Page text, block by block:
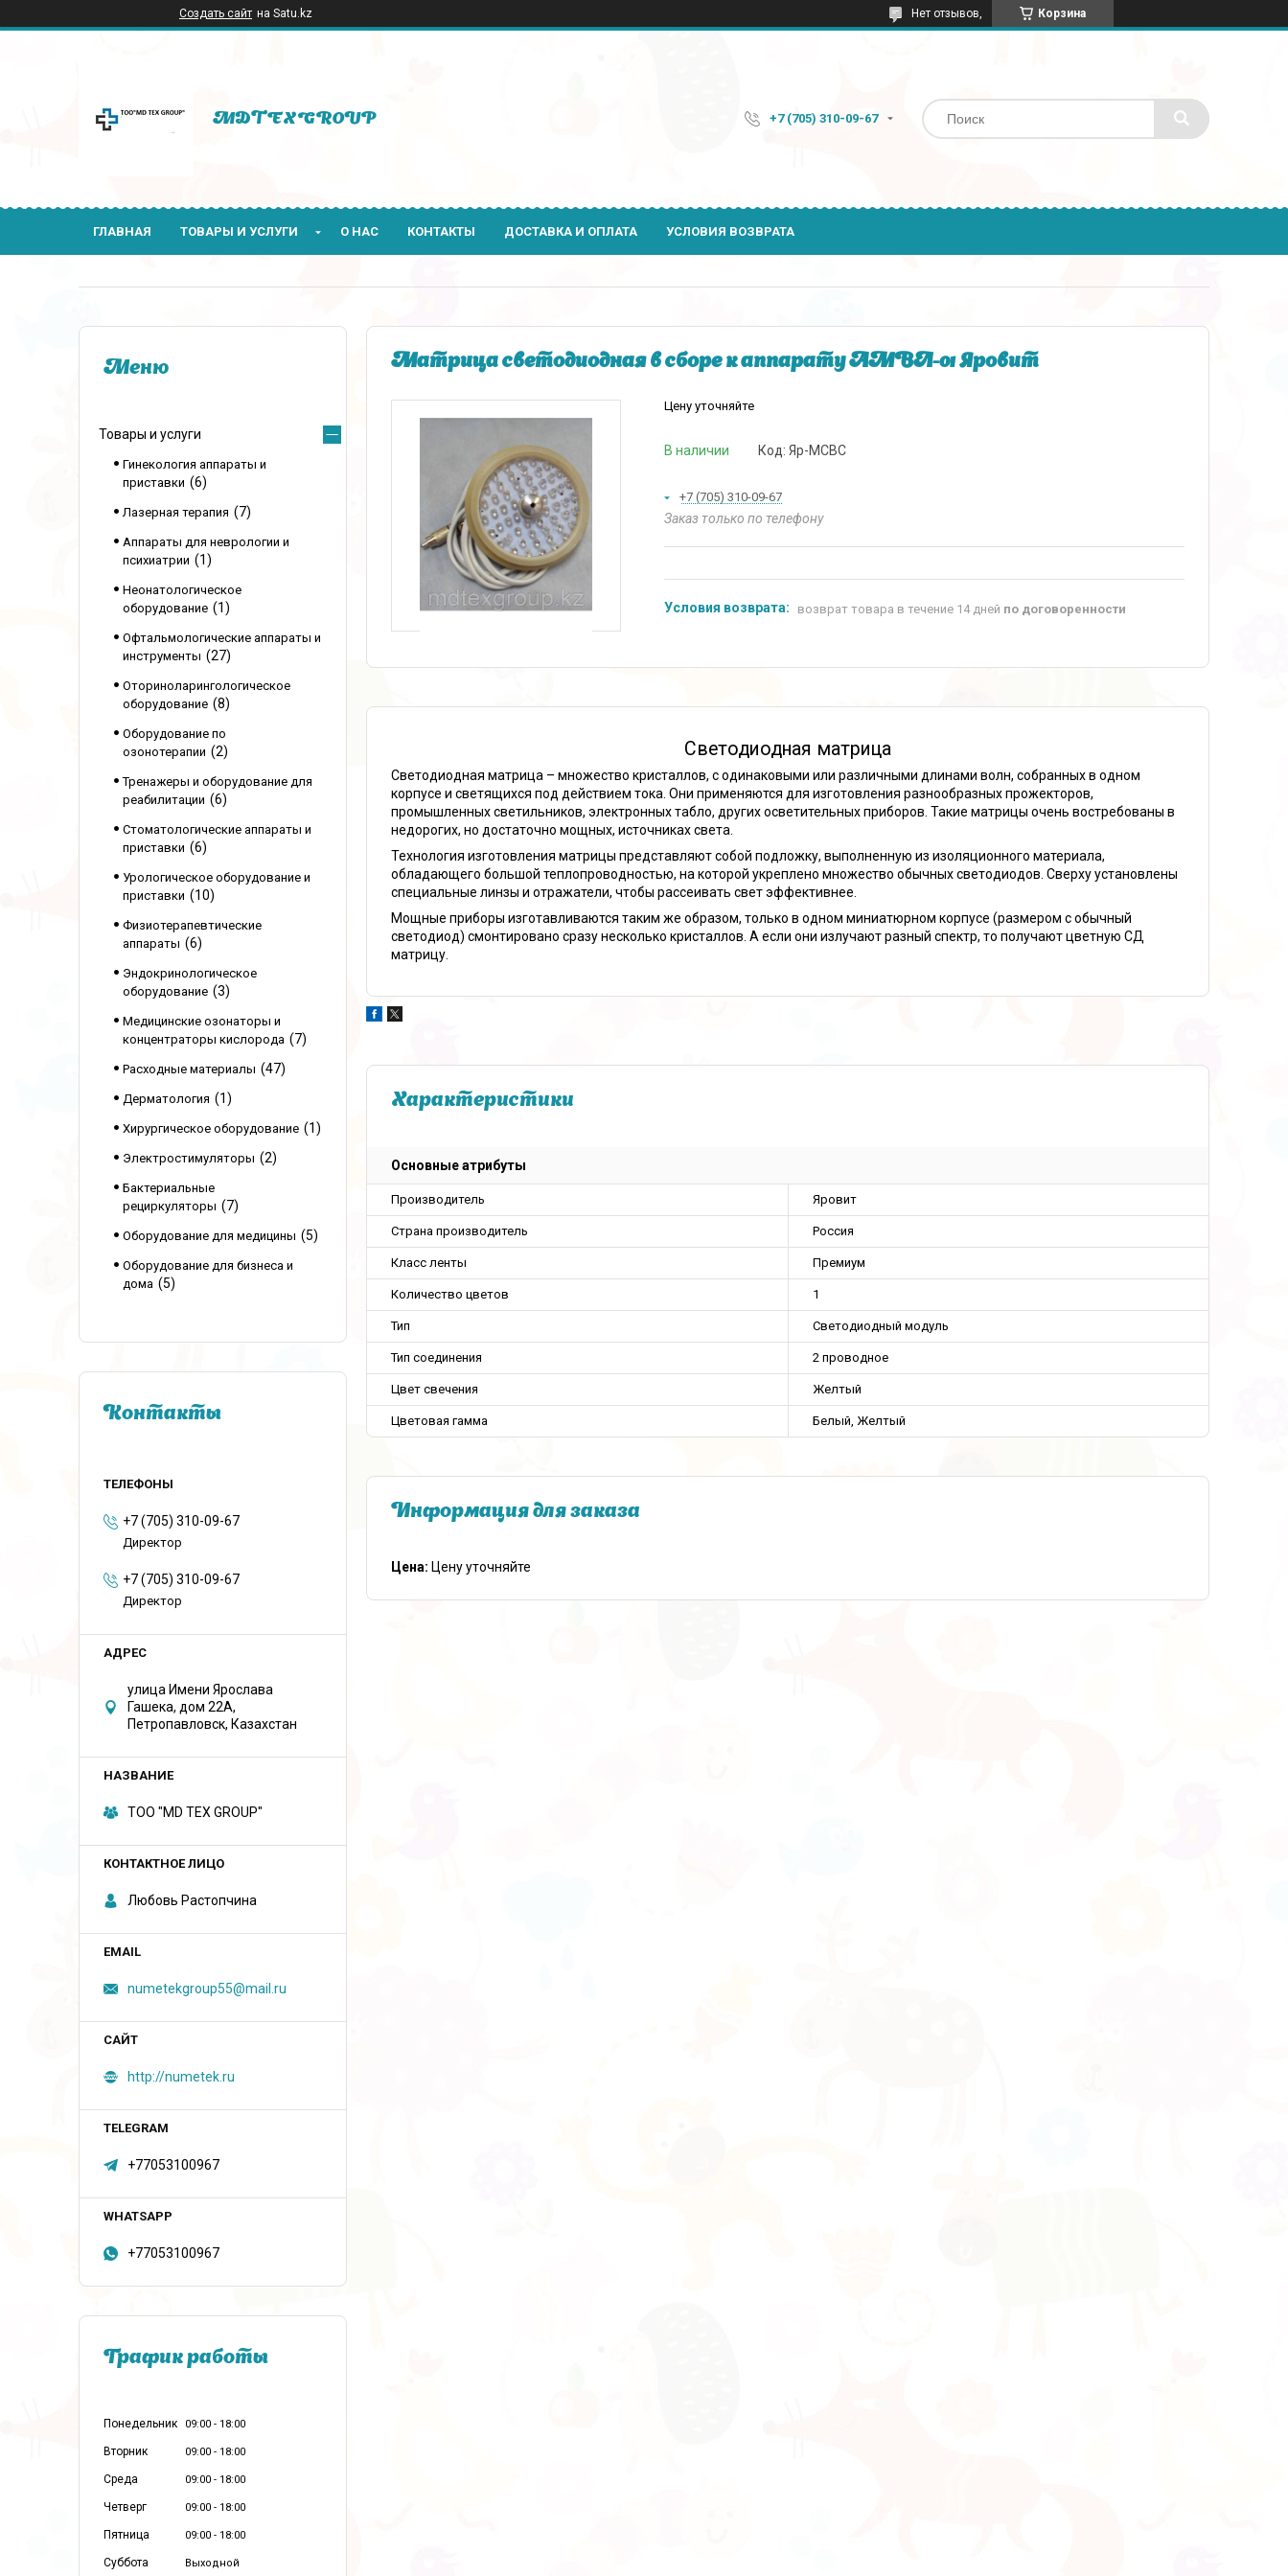
Создать сайт на Satu.kz Корзина
Нет отзывов,
MDTEXGROUP +7 (705) 310-09-67
ГЛАВНАЯ ТОВАРЫ И УСЛУГИ О НАС КОНТАКТЫ ДОСТАВКА И ОПЛАТА УСЛОВИЯ ВОЗВРАТА
Матрица светодиодная в сборе к аппарату АМВЛ-01 Яровит
Цену уточняйте
В наличии Код: Яр-МСВС
+7 (705) 310-09-67
Заказ только по телефону
возврат товара в течение 14 дней по договоренности
Светодиодная матрица
Светодиодная матрица – множество кристаллов, с одинаковыми или различными длинами волн, собранных в одном
корпусе и светящихся под действием тока. Они применяются для изготовления разнообразных прожекторов,
промышленных светильников, электронных табло, других осветительных приборов. Такие матрицы очень востребованы в
недорогих, но достаточно мощных, источниках света.
Технология изготовления матрицы представляют собой подложку, выполненную из изоляционного материала,
обладающего большой теплопроводностью, на которой укреплено множество обычных светодиодов. Сверху установлены
специальные линзы и отражатели, чтобы рассеивать свет эффективнее.
Мощные приборы изготавливаются таким же образом, только в одном миниатюрном корпусе (размером с обычный
светодиод) смонтировано сразу несколько кристаллов. А если они излучают разный спектр, то получают цветную СД
матрицу.
Характеристики
Основные атрибуты
Производитель Яровит
Страна производитель Россия
Класс ленты Премиум
Количество цветов 1
Тип Светодиодный модуль
Тип соединения 2 проводное
Цвет свечения Желтый
Цветовая гамма Белый, Желтый
Информация для заказа
Цена: Цену уточняйте
Товары и услуги
Гинекология аппараты и
приставки
6
Лазерная терапия 7
Аппараты для неврологии и
психиатрии
1
Неонатологическое
оборудование
1
Офтальмологические аппараты и
инструменты
27
Оториноларингологическое
оборудование
8
Оборудование по
озонотерапии
2
Тренажеры и оборудование для
реабилитации
6
Стоматологические аппараты и
приставки
6
Урологическое оборудование и
приставки
10
Физиотерапевтические
аппараты
6
Эндокринологическое
оборудование
3
Медицинские озонаторы и
концентраторы кислорода
7
Расходные материалы 47
Дерматология 1
Хирургическое оборудование 1
Электростимуляторы 2
Бактериальные
рециркуляторы
7
Оборудование для медицины 5
Оборудование для бизнеса и
дома
5
Контакты
+7 (705) 310-09-67
Директор
+7 (705) 310-09-67
Директор
улица Имени Ярослава
Гашека, дом 22А,
Петропавловск, Казахстан
ТОО "MD TEX GROUP"
Любовь Растопчина
numetekgroup55@mail.ru
http://numetek.ru
+77053100967
+77053100967
График работы
Понедельник 09:00 18:00
Вторник 09:00 18:00
Среда 09:00 18:00
Четверг 09:00 18:00
Пятница 09:00 18:00
Суббота Выходной